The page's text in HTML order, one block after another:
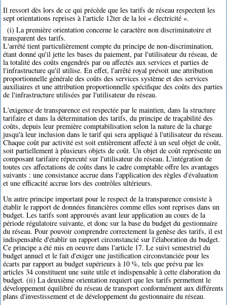
Il ressort dès lors de ce qui précède que les tarifs de réseau respectent les
sept orientations reprises à l'article 12ter de la loi « électricité ».
(i) La première orientation concerne le caractère non discriminatoire et
transparent des tarifs.
L'arrêté tient particulièrement compte du principe de non-discrimination,
étant donné qu'il jette les bases du paiement, par l'utilisateur du réseau, de
la totalité des coûts engendrés par ou affectés aux services et parties de
l'infrastructure qu'il utilise. En effet, l'arrêté royal prévoit une attribution
proportionnelle générale des coûts des services système et des services
auxiliaires et une attribution proportionnelle spécifique des coûts des parties
de l'infrastructure utilisées par l'utilisateur du réseau.
L'exigence de transparence est respectée par le maintien, dans la structure
tarifaire et dans la détermination des tarifs, du principe de traçabilité des
coûts, depuis leur première comptabilisation selon la nature de la charge
jusqu'à leur inclusion dans le tarif qui sera appliqué à l'utilisateur du réseau.
Chaque coût par activité est soit entièrement affecté à un seul objet de coût,
soit partiellement à plusieurs objets de coût. Un objet de coût représente un
composant tarifaire répercuté sur l'utilisateur du réseau. L'intégration de
toutes ces affectations de coûts dans le cadre comptable offre les avantages
suivants : une consistance accrue dans l'application des règles d'évaluation
et une efficacité accrue lors des contrôles ultérieurs.
Un autre principe important pour le respect de la transparence consiste à
établir le rapport de données financières comme elles sont reprises dans un
budget. Les tarifs sont approuvés avant leur application au cours de la
période régulatoire suivante, et donc sur la base du budget du gestionnaire
du réseau. Pour pouvoir comprendre correctement la genèse des tarifs, il est
indispensable d'établir un rapport circonstancié sur l'élaboration du budget.
Ce principe a été mis en oeuvre dans l'article 17. Le suivi semestriel du
budget annuel et le fait d'exiger une justification circonstanciée pour les
écarts par rapport au budget supérieurs à 10 %, tels que prévu par les
articles 34 constituent une suite utile et indispensable à cette élaboration du
budget. (ii) La deuxième orientation requiert que les tarifs permettent le
développement équilibré du réseau de transport conformément aux différents
plans d'investissement et de développement du gestionnaire du réseau.